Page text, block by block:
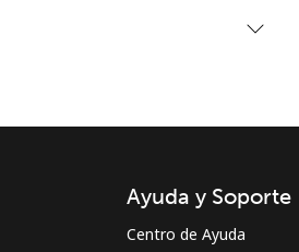
REGÍSTRATE →
Ayuda y Soporte
Centro de Ayuda